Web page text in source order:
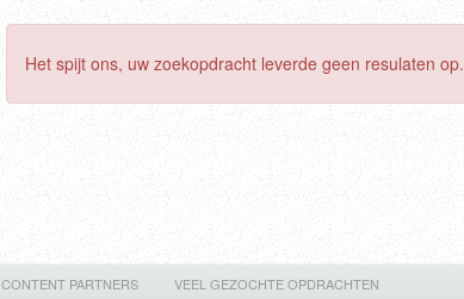
Het spijt ons, uw zoekopdracht leverde geen resulaten op.
CONTENT PARTNERS
VEEL GEZOCHTE OPDRACHTEN